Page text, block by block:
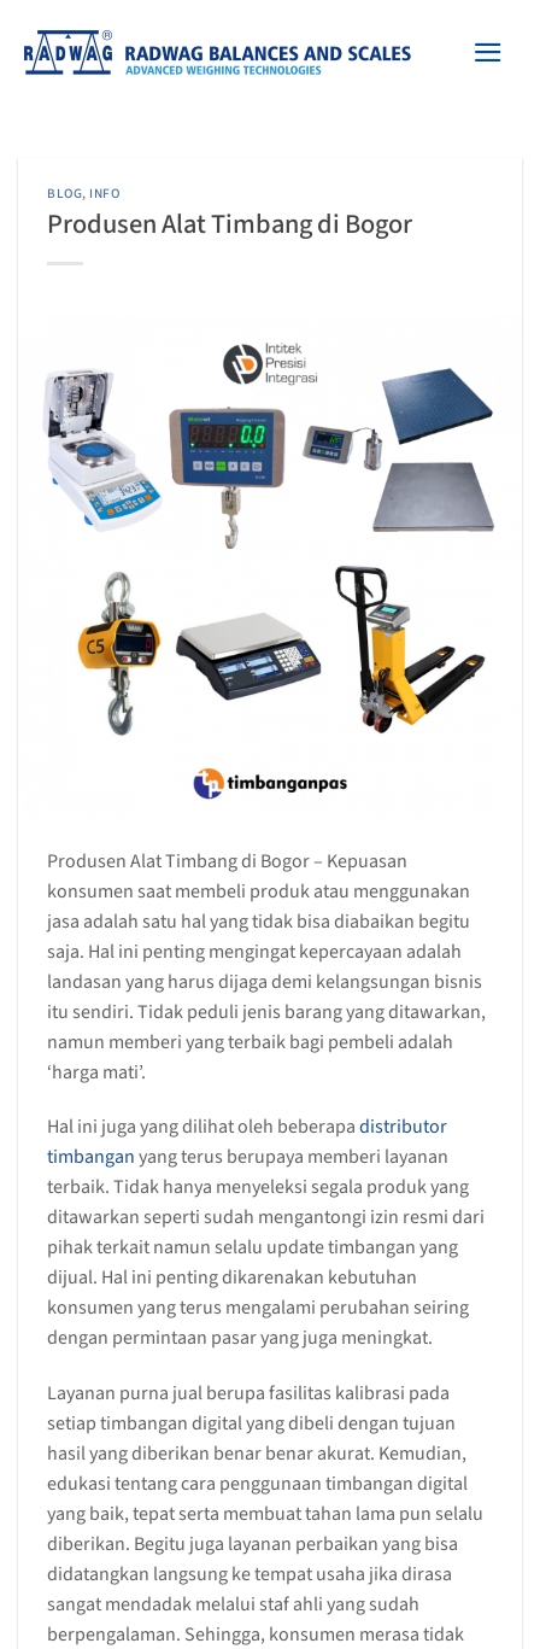
content
BLOG, INFO
Produsen Alat Timbang di Bogor
Produsen Alat Timbang di Bogor – Kepuasan
konsumen saat membeli produk atau menggunakan
jasa adalah satu hal yang tidak bisa diabaikan begitu
saja. Hal ini penting mengingat kepercayaan adalah
landasan yang harus dijaga demi kelangsungan bisnis
itu sendiri. Tidak peduli jenis barang yang ditawarkan,
namun memberi yang terbaik bagi pembeli adalah
‘harga mati’.
Hal ini juga yang dilihat oleh beberapadistributor
timbanganyang terus berupaya memberi layanan
terbaik. Tidak hanya menyeleksi segala produk yang
ditawarkan seperti sudah mengantongi izin resmi dari
pihak terkait namun selalu update timbangan yang
dijual. Hal ini penting dikarenakan kebutuhan
konsumen yang terus mengalami perubahan seiring
dengan permintaan pasar yang juga meningkat.
Layanan purna jual berupa fasilitas kalibrasi pada
setiap timbangan digital yang dibeli dengan tujuan
hasil yang diberikan benar benar akurat. Kemudian,
edukasi tentang cara penggunaan timbangan digital
yang baik, tepat serta membuat tahan lama pun selalu
diberikan. Begitu juga layanan perbaikan yang bisa
didatangkan langsung ke tempat usaha jika dirasa
sangat mendadak melalui staf ahli yang sudah
berpengalaman. Sehingga, konsumen merasa tidak